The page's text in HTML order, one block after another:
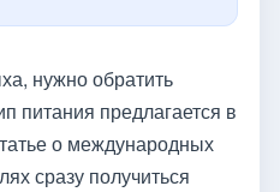
нужно обратить
питания предлагается в
о международных
сразу получиться